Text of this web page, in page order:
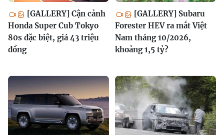
[GALLERY] Cận cảnh
Honda Super Cub Tokyo
80s đặc biệt, giá 43 triệu
đồng
[GALLERY] Subaru
Forester HEV ra mắt Việt
Nam tháng 10/2026,
khoảng 1,5 tỷ?